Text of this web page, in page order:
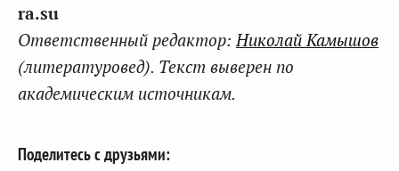
ra.su
Ответственный редактор: Николай Камышов
(литературовед). Текст выверен по
академическим источникам.
Поделитесь с друзьями: